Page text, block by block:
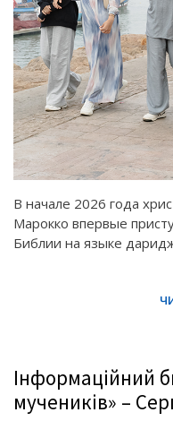
В начале 2026 года
Марокко впервые
Библии на языке
Інформаційний
мучеників» –